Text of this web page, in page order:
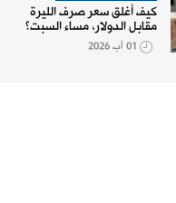
كيف أغلق سعر صرف الليرة
مقابل الدولار، مساء السبت؟
01 آب 2026